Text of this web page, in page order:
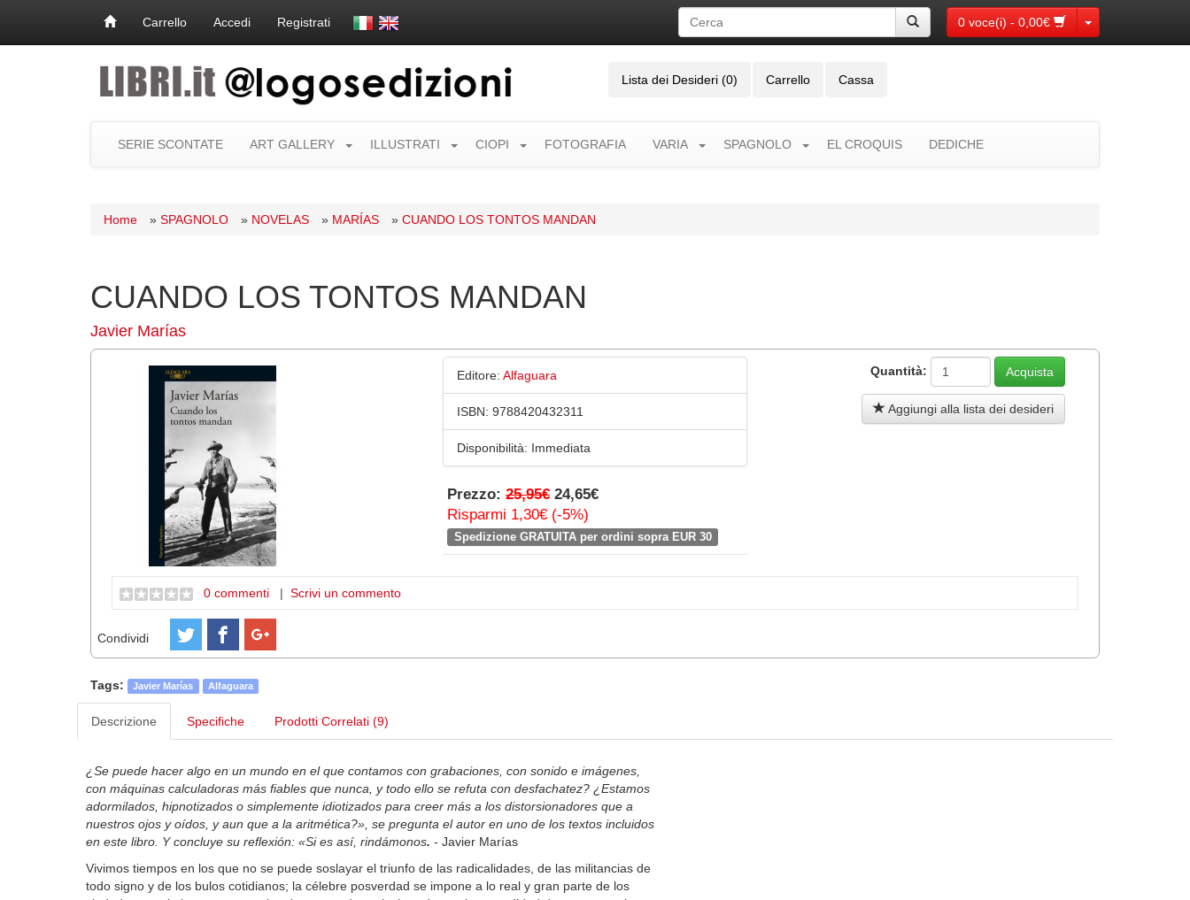
0 voce(i) - 0,00€ Toggle Dropdown
Carrello Accedi Registrati
Lista dei Desideri (0) Carrello Cassa
SERIE SCONTATE ART GALLERY ILLUSTRATI CIOPI FOTOGRAFIA VARIA SPAGNOLO EL CROQUIS DEDICHE
Home » SPAGNOLO » NOVELAS » MARÍAS » CUANDO LOS TONTOS MANDAN
CUANDO LOS TONTOS MANDAN
Javier Marías
Editore: Alfaguara
ISBN: 9788420432311
Disponibilità: Immediata
Prezzo: 25,95€ 24,65€
Risparmi 1,30€ (-5%)
Spedizione GRATUITA per ordini sopra EUR 30
Quantità:
Aggiungi alla lista dei desideri
0 commenti | Scrivi un commento
Condividi
Tags: Javier Marías Alfaguara
Descrizione Specifiche Prodotti Correlati (9)
¿Se puede hacer algo en un mundo en el que contamos con grabaciones, con sonido e imágenes,
con máquinas calculadoras más fiables que nunca, y todo ello se refuta con desfachatez? ¿Estamos
adormilados, hipnotizados o simplemente idiotizados para creer más a los distorsionadores que a
nuestros ojos y oídos, y aun que a la aritmética?», se pregunta el autor en uno de los textos incluidos
en este libro. Y concluye su reflexión: «Si es así, rindámonos. - Javier Marías
Vivimos tiempos en los que no se puede soslayar el triunfo de las radicalidades, de las militancias de
todo signo y de los bulos cotidianos; la célebre posverdad se impone a lo real y gran parte de los